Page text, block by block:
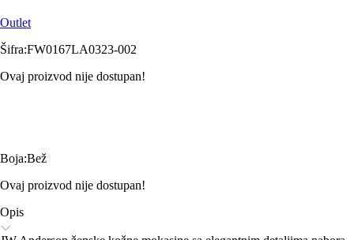
Outlet
Šifra:FW0167LA0323-002
Ovaj proizvod nije dostupan!
Boja:Bež
Ovaj proizvod nije dostupan!
Opis